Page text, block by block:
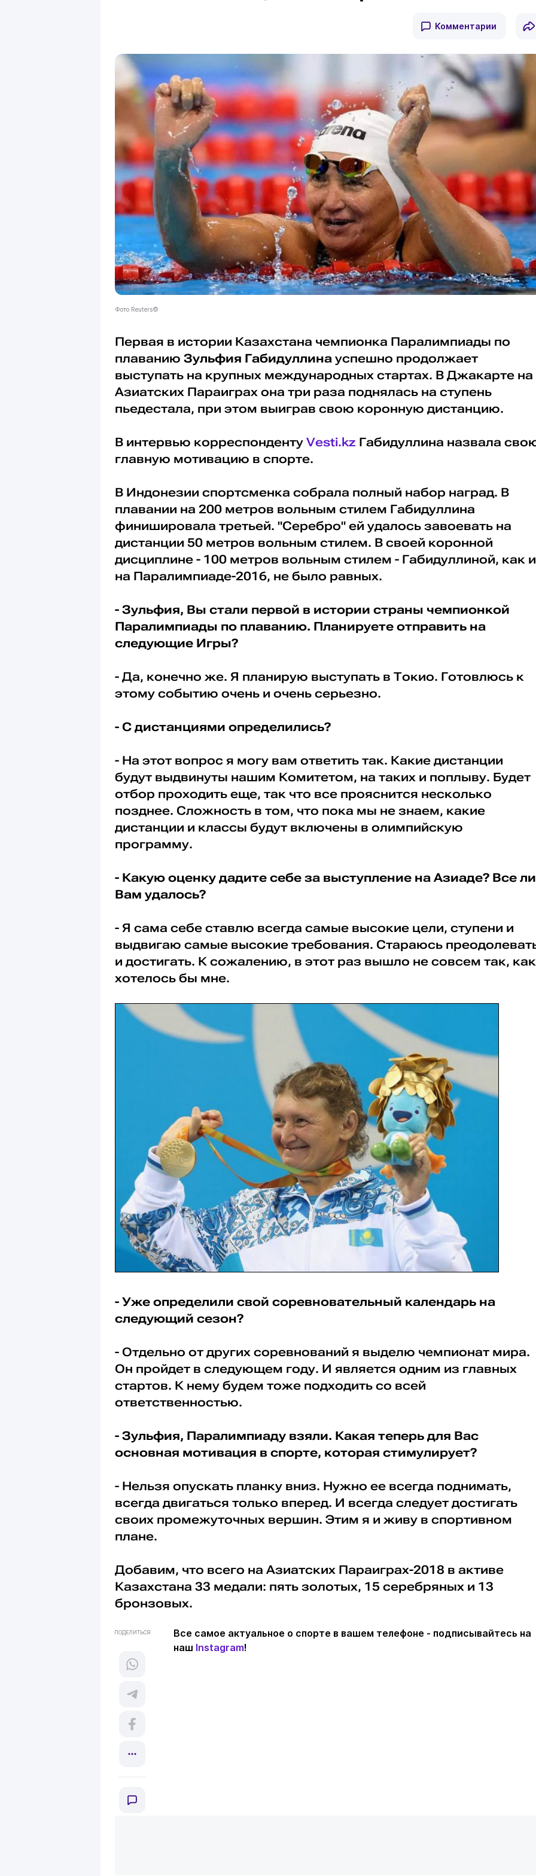
Комментарии
Фото Reuters©
Первая в истории Казахстана чемпионка Паралимпиады по
плаванию Зульфия Габидуллина успешно продолжает
выступать на крупных международных стартах. В Джакарте на
Азиатских Параиграх она три раза поднялась на ступень
пьедестала, при этом выиграв свою коронную дистанцию.
В интервью корреспонденту Vesti.kz Габидуллина назвала
главную мотивацию в спорте.
В Индонезии спортсменка собрала полный набор наград. В
плавании на 200 метров вольным стилем Габидуллина
финишировала третьей. "Серебро" ей удалось завоевать на
дистанции 50 метров вольным стилем. В своей коронной
дисциплине - 100 метров вольным стилем - Габидуллиной, как и
на Паралимпиаде-2016, не было равных.
- Зульфия, Вы стали первой в истории страны чемпионкой
Паралимпиады по плаванию. Планируете отправить на
следующие Игры?
- Да, конечно же. Я планирую выступать в Токио. Готовлюсь к
этому событию очень и очень серьезно.
- С дистанциями определились?
- На этот вопрос я могу вам ответить так. Какие дистанции
будут выдвинуты нашим Комитетом, на таких и поплыву. Будет
отбор проходить еще, так что все прояснится несколько
позднее. Сложность в том, что пока мы не знаем, какие
дистанции и классы будут включены в олимпийскую
программу.
- Какую оценку дадите себе за выступление на Азиаде? Все ли
Вам удалось?
- Я сама себе ставлю всегда самые высокие цели, ступени и
выдвигаю самые высокие требования. Стараюсь
и достигать. К сожалению, в этот раз вышло не совсем так, как
хотелось бы мне.
- Уже определили свой соревновательный календарь на
следующий сезон?
- Отдельно от других соревнований я выделю чемпионат мира.
Он пройдет в следующем году. И является одним из главных
стартов. К нему будем тоже подходить со всей
ответственностью.
- Зульфия, Паралимпиаду взяли. Какая теперь для Вас
основная мотивация в спорте, которая стимулирует?
- Нельзя опускать планку вниз. Нужно ее всегда поднимать,
всегда двигаться только вперед. И всегда следует достигать
своих промежуточных вершин. Этим я и живу в спортивном
плане.
Добавим, что всего на Азиатских Параиграх-2018 в активе
Казахстана 33 медали: пять золотых, 15 серебряных и 13
бронзовых.
ПОДЕЛИТЬСЯ
Все самое актуальное о спорте в вашем телефоне - подписывайтесь на
наш Instagram!